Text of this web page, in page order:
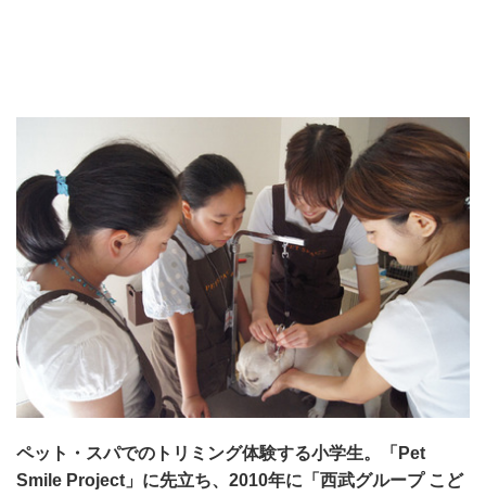
ペット・スパでのトリミング体験する小学生。「Pet
Smile Project」に先立ち、2010年に「西武グループ こど